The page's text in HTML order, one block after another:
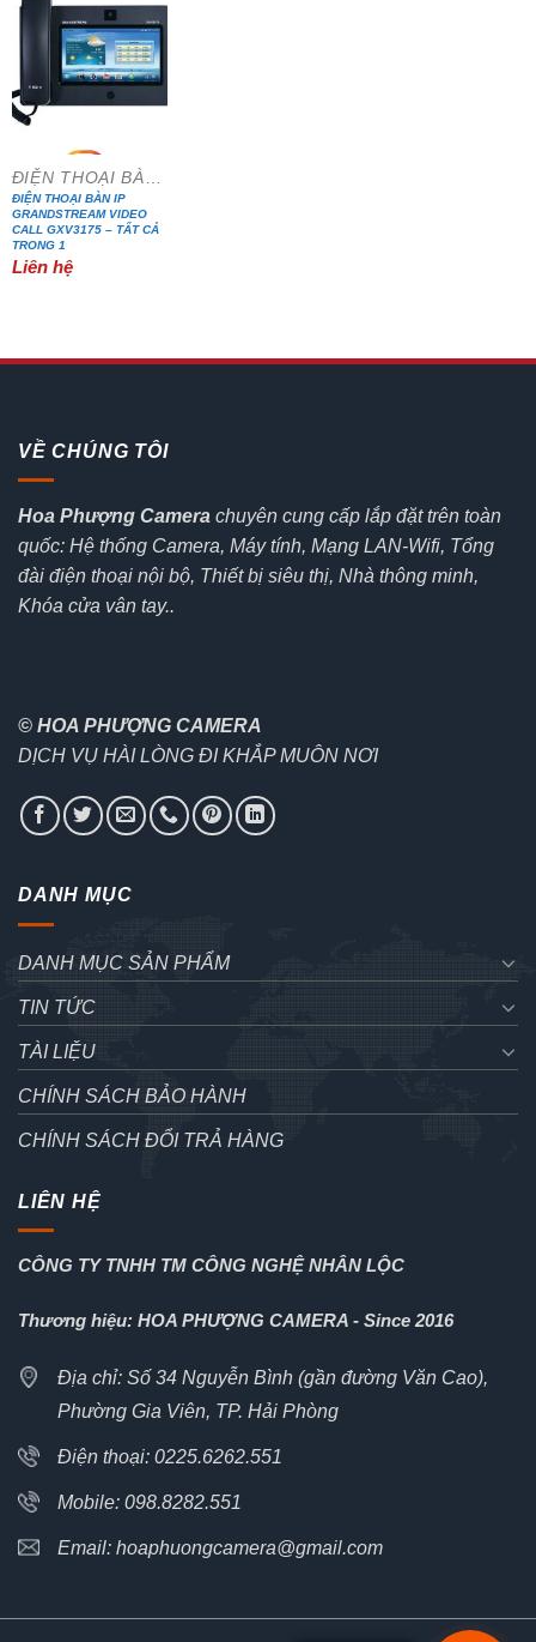
ĐIỆN THOẠI BÀN IP
GRANDSTREAM VIDEO
CALL GXV3175 – TẤT CẢ
TRONG 1
Liên hệ
VỀ CHÚNG TÔI
Hoa Phượng Camera chuyên cung cấp lắp đặt trên toàn
quốc: Hệ thống Camera, Máy tính, Mạng LAN-Wifi, Tổng
đài điện thoại nội bộ, Thiết bị siêu thị, Nhà thông minh,
Khóa cửa vân tay..
© HOA PHƯỢNG CAMERA
DỊCH VỤ HÀI LÒNG ĐI KHẮP MUÔN NƠI
DANH MỤC
DANH MỤC SẢN PHẨM
TIN TỨC
TÀI LIỆU
CHÍNH SÁCH BẢO HÀNH
CHÍNH SÁCH ĐỔI TRẢ HÀNG
LIÊN HỆ
CÔNG TY TNHH TM CÔNG NGHỆ NHÂN LỘC
Thương hiệu: HOA PHƯỢNG CAMERA - Since 2016
Địa chỉ: Số 34 Nguyễn Bình (gần đường Văn Cao),
Phường Gia Viên, TP. Hải Phòng
Điện thoại: 0225.6262.551
Mobile: 098.8282.551
Email: hoaphuongcamera@gmail.com